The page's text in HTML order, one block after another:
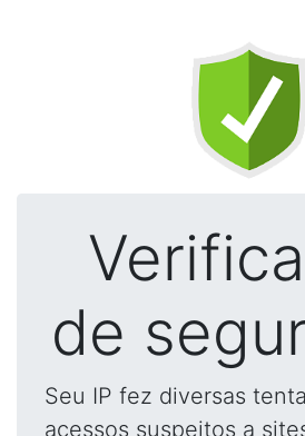
de
Seu IP fez diversas
acessos suspeitos a